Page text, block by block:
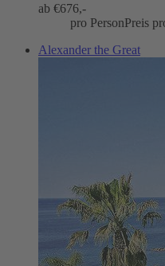
ab €676,-
pro PersonPreis
Alexander the Great